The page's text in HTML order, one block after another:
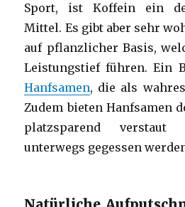
Sport, ist Koffein ein
Mittel. Es gibt aber sehr
auf pflanzlicher Basis,
Leistungstief führen. Ein
Hanfsamen, die als
Zudem bieten Hanfsamen
platzsparend verstaut
unterwegs gegessen